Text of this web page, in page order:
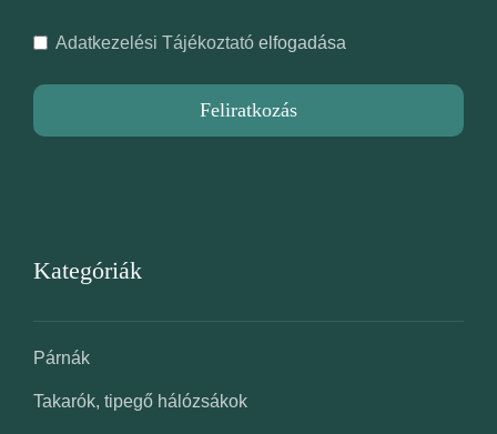
Adatkezelési Tájékoztatóelfogadása
Feliratkozás
Kategóriák
Párnák
Takarók, tipegő hálózsákok